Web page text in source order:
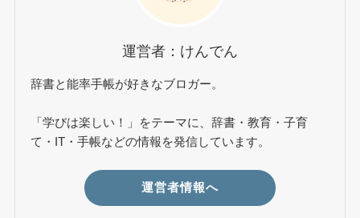
運営者：けんでん
辞書と能率手帳が好きなブロガー。
「学びは楽しい！」をテーマに、辞書・教育・子育
て・IT・手帳などの情報を発信しています。
運営者情報へ